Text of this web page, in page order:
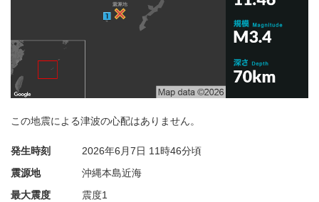
この地震による津波の心配はありません。
発生時刻 2026年6月7日 11時46分頃
震源地
沖縄本島近海
最大震度
震度1